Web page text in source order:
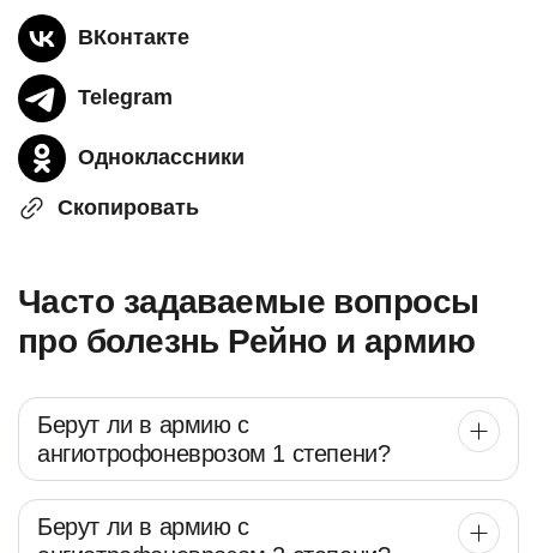
ВКонтакте
Telegram
Одноклассники
Скопировать
Часто задаваемые вопросы
про болезнь Рейно и армию
Берут ли в армию с
ангиотрофоневрозом 1 степени?
Берут ли в армию с